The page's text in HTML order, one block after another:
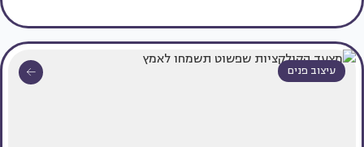
עיצוב פנים